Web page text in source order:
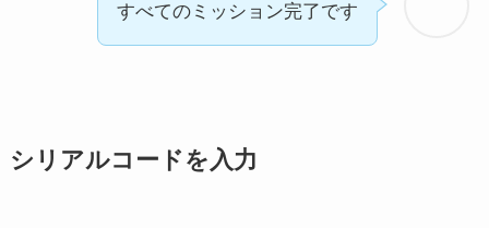
すべてのミッション完了です
シリアルコードを入力